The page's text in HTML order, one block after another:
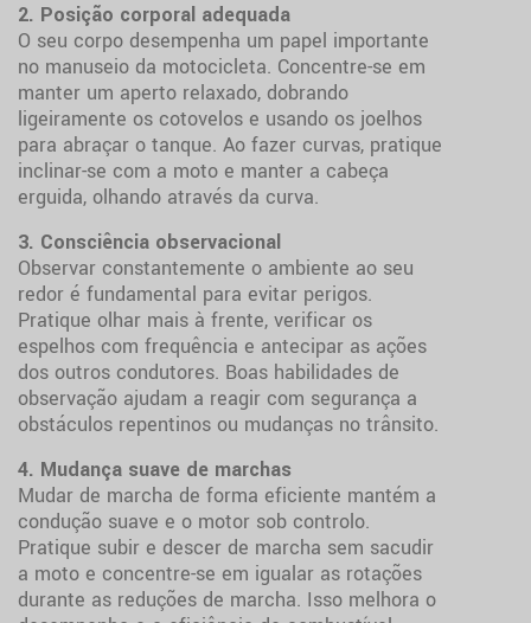
2. Posição corporal adequada
O seu corpo desempenha um papel importante
no manuseio da motocicleta. Concentre-se em
manter um aperto relaxado, dobrando
ligeiramente os cotovelos e usando os joelhos
para abraçar o tanque. Ao fazer curvas, pratique
inclinar-se com a moto e manter a cabeça
erguida, olhando através da curva.
3. Consciência observacional
Observar constantemente o ambiente ao seu
redor é fundamental para evitar perigos.
Pratique olhar mais à frente, verificar os
espelhos com frequência e antecipar as ações
dos outros condutores. Boas habilidades de
observação ajudam a reagir com segurança a
obstáculos repentinos ou mudanças no trânsito.
4. Mudança suave de marchas
Mudar de marcha de forma eficiente mantém a
condução suave e o motor sob controlo.
Pratique subir e descer de marcha sem sacudir
a moto e concentre-se em igualar as rotações
durante as reduções de marcha. Isso melhora o